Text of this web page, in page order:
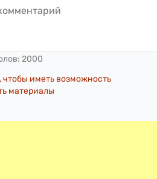
2000
чтобы иметь возможность
материалы